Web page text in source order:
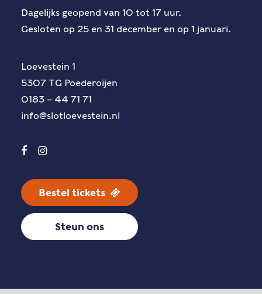
Dagelijks geopend van 10 tot 17 uur.
Gesloten op 25 en 31 december en op 1 januari.
Loevestein 1
5307 TG Poederoijen
0183 – 44 71 71
info@slotloevestein.nl
Bestel tickets
Steun ons